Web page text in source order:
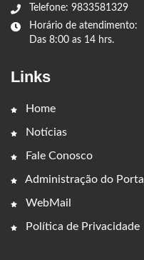
Telefone: 9833581329
Horário de atendimento:
Das 8:00 as 14 hrs.
Links
Home
Notícias
Fale Conosco
Administração do Portal
WebMail
Política de Privacidade